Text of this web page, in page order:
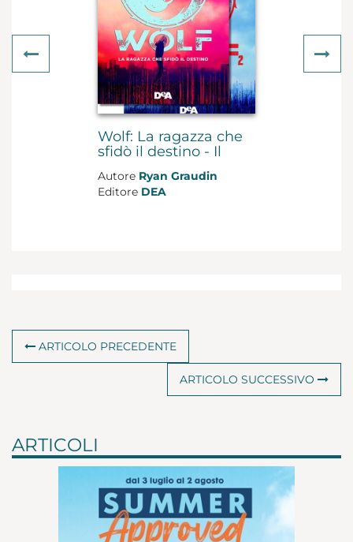
Wolf: La ragazza che
sfidò il destino - Il
Autore Ryan Graudin
Editore DEA
Previous
ARTICOLO PRECEDENTE
ARTICOLO SUCCESSIVO
ARTICOLI